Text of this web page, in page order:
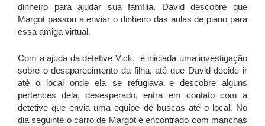
dinheiro para ajudar sua família. David descobre que
Margot passou a enviar o dinheiro das aulas de piano para
essa amiga virtual.
Com a ajuda da detetive Vick, é iniciada uma investigação
sobre o desaparecimento da filha, até que David decide ir
até o local onde ela se refugiava e descobre alguns
pertences dela, desesperado, entra em contato com a
detetive que envia uma equipe de buscas até o local. No
dia seguinte o carro de Margot é encontrado com manchas